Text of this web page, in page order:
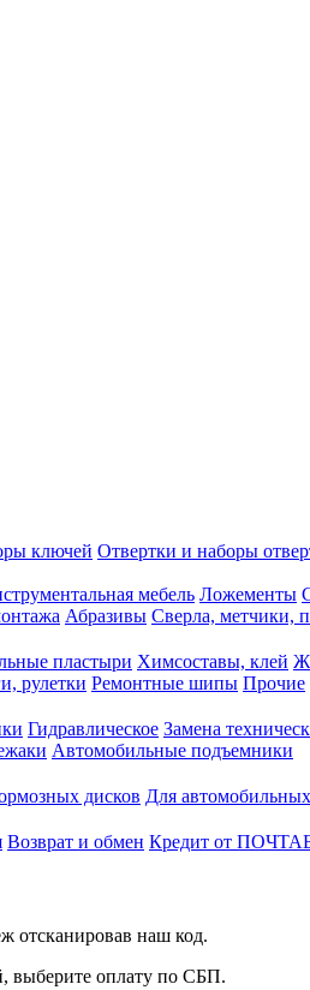
ключей Отвертки и наборы
мебель Ложементы
Абразивы Сверла, метчики,
пластыри Химсоставы, клей
рулетки Ремонтные шипы Прочие
Гидравлическое Замена
Автомобильные подъемники
дисков Для
Возврат и обмен Кредит от
отсканировав наш код.
выберите оплату по СБП.